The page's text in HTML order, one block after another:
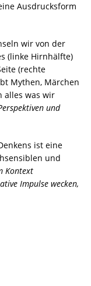
Ausdrucksform
wir von der
(linke Hirnhälfte)
(rechte
Mythen, Märchen
alles was wir
und
ist eine
und
Kontext
Impulse wecken,